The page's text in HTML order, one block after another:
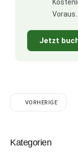
Voraus.
Jetzt
VORHERIGE
Kategorien